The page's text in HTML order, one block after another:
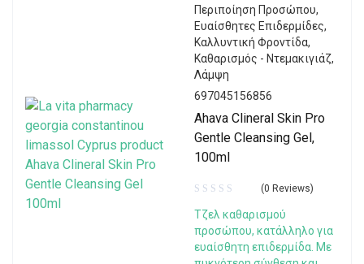
Περιποίηση Προσώπου,
Ευαίσθητες Επιδερμίδες,
Καλλυντική Φροντίδα,
Καθαρισμός - Ντεμακιγιάζ,
Λάμψη
697045156856
Ahava Clineral Skin Pro
Gentle Cleansing Gel,
100ml
(0 Reviews)
Τζελ καθαρισμού
προσώπου, κατάλληλο για
ευαίσθητη επιδερμίδα. Με